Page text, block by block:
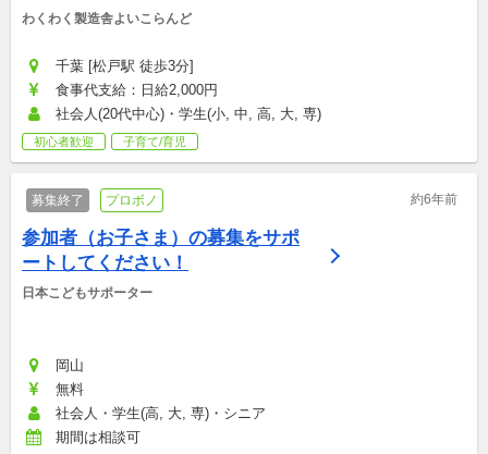
わくわく製造舎よいこらんど
千葉 [松戸駅 徒歩3分]
食事代支給：日給2,000円
社会人(20代中心)・学生(小, 中, 高, 大, 専)
初心者歓迎 子育て/育児
募集終了 プロボノ 約6年前
参加者（お子さま）の募集をサポ
ートしてください！
日本こどもサポーター
岡山
無料
社会人・学生(高, 大, 専)・シニア
期間は相談可